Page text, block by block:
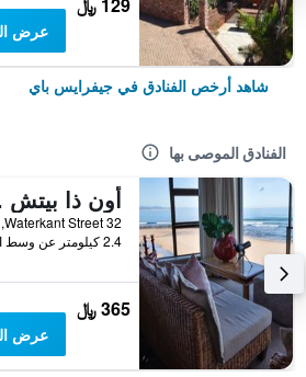
عرض
شاهد أرخص الفنادق في جيفرايس باي
الفنادق الموصى بها
2.4 كيلومتر عن وسط المدينة
365 ﷼
عرض